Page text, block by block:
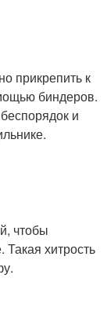
прикрепить к
биндеров.
и
чтобы
хитрость